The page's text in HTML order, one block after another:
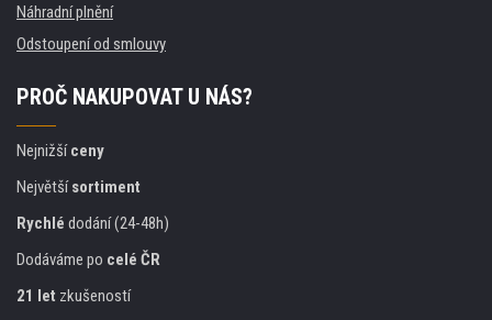
Náhradní plnění
Odstoupení od smlouvy
PROČ NAKUPOVAT U NÁS?
Nejnižšíceny
Největšísortiment
Rychlé dodání (24-48h)
Dodáváme po celé ČR
21 let zkušeností